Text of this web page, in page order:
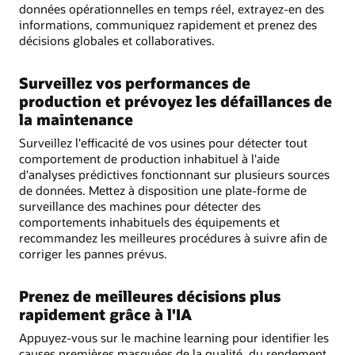
données opérationnelles en temps réel, extrayez-en des
informations, communiquez rapidement et prenez des
décisions globales et collaboratives.
Surveillez vos performances de
production et prévoyez les défaillances de
la maintenance
Surveillez l'efficacité de vos usines pour détecter tout
comportement de production inhabituel à l'aide
d'analyses prédictives fonctionnant sur plusieurs sources
de données. Mettez à disposition une plate-forme de
surveillance des machines pour détecter des
comportements inhabituels des équipements et
recommandez les meilleures procédures à suivre afin de
corriger les pannes prévus.
Prenez de meilleures décisions plus
rapidement grâce à l'IA
Appuyez-vous sur le machine learning pour identifier les